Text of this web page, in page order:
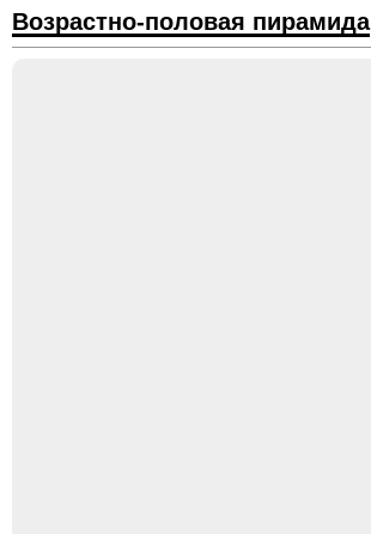
Возрастно-половая пирамида